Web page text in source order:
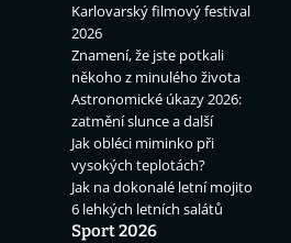
Karlovarský filmový festival
2026
Znamení, že jste potkali
někoho z minulého života
Astronomické úkazy 2026:
zatmění slunce a další
Jak obléci miminko při
vysokých teplotách?
Jak na dokonalé letní mojito
6 lehkých letních salátů
Sport 2026